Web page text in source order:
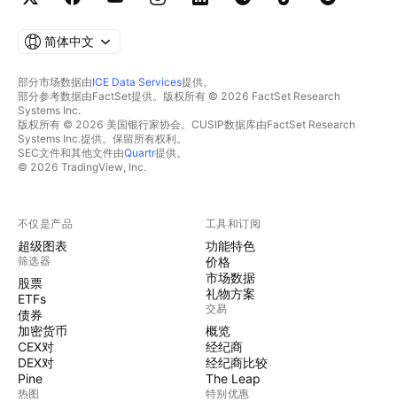
简体中文
部分市场数据由ICE Data Services提供。
部分参考数据由FactSet提供。版权所有 © 2026 FactSet Research
Systems Inc.
版权所有 © 2026 美国银行家协会。CUSIP数据库由FactSet Research
Systems Inc.提供。保留所有权利。
SEC文件和其他文件由Quartr提供。
© 2026 TradingView, Inc.
不仅是产品
超级图表
筛选器
股票
ETFs
债券
加密货币
CEX对
DEX对
Pine
热图
工具和订阅
功能特色
价格
市场数据
礼物方案
交易
概览
经纪商
经纪商比较
The Leap
特别优惠